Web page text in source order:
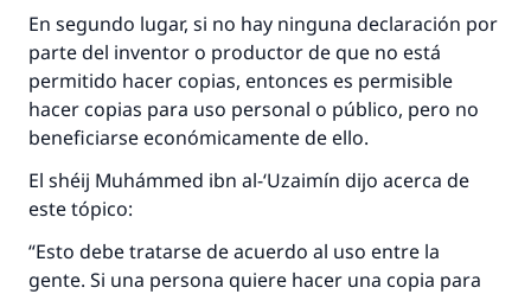
En segundo lugar, si no hay ninguna declaración por
parte del inventor o productor de que no está
permitido hacer copias, entonces es permisible
hacer copias para uso personal o público, pero no
beneficiarse económicamente de ello.
El shéij Muhámmed ibn al-‘Uzaimín dijo acerca de
este tópico:
“Esto debe tratarse de acuerdo al uso entre la
gente. Si una persona quiere hacer una copia para
Desde la Q hasta la A, su contribución ayuda a
IslamQA.
Profeta ﷺ dijo:
"Una persona que orienta a otros a hacer el
bien obtendrá la misma recompensa que
aquellos que lo realicen."
(MUSLIM, 1893)